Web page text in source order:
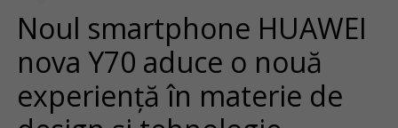
Noul smartphone HUAWEI
nova Y70 aduce o nouă
experiență în materie de